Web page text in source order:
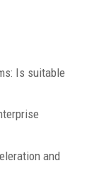
Is suitable
and